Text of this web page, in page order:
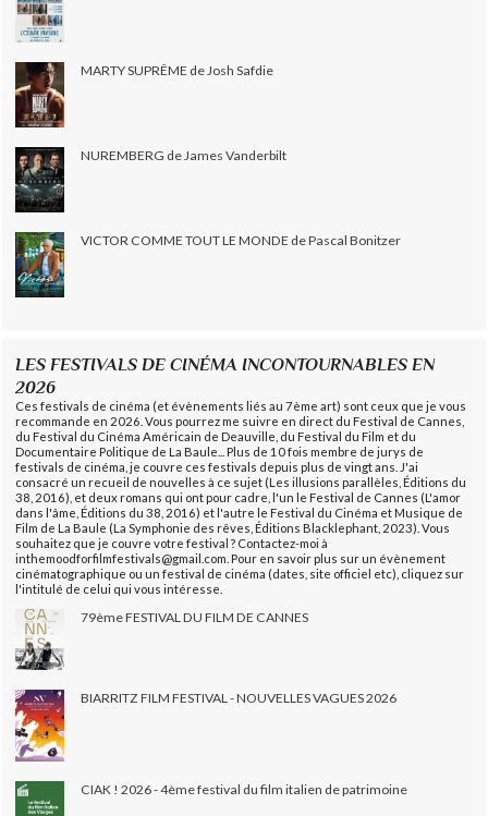
MARTY SUPRÊME de Josh Safdie
NUREMBERG de James Vanderbilt
VICTOR COMME TOUT LE MONDE de Pascal Bonitzer
LES FESTIVALS DE CINÉMA INCONTOURNABLES EN
2026
Ces festivals de cinéma (et évènements liés au 7ème art) sont ceux que je vous
recommande en 2026. Vous pourrez me suivre en direct du Festival de Cannes,
du Festival du Cinéma Américain de Deauville, du Festival du Film et du
Documentaire Politique de La Baule... Plus de 10 fois membre de jurys de
festivals de cinéma, je couvre ces festivals depuis plus de vingt ans. J'ai
consacré un recueil de nouvelles à ce sujet (Les illusions parallèles, Éditions du
38, 2016), et deux romans qui ont pour cadre, l'un le Festival de Cannes (L'amor
dans l'âme, Éditions du 38, 2016) et l'autre le Festival du Cinéma et Musique de
Film de La Baule (La Symphonie des rêves, Éditions Blacklephant, 2023). Vous
souhaitez que je couvre votre festival ? Contactez-moi à
inthemoodforfilmfestivals@gmail.com. Pour en savoir plus sur un évènement
cinématographique ou un festival de cinéma (dates, site officiel etc), cliquez sur
l'intitulé de celui qui vous intéresse.
79ème FESTIVAL DU FILM DE CANNES
BIARRITZ FILM FESTIVAL - NOUVELLES VAGUES 2026
CIAK ! 2026 - 4ème festival du film italien de patrimoine